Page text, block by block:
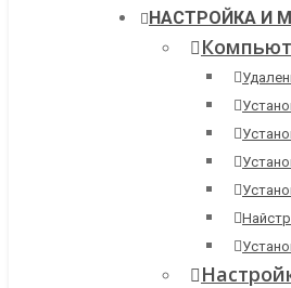
НАСТРОЙКА И